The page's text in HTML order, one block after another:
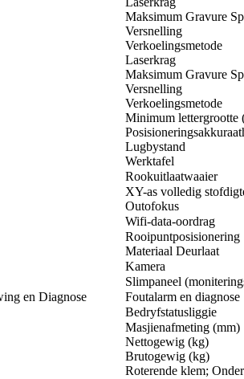
Maksimum Gravure
Versnelling
Verkoelingsmetode
Laserkrag
Maksimum Gravure
Versnelling
Verkoelingsmetode
Minimum lettergrootte
Lugbystand
Werktafel
Rookuitlaatwaaier
XY-as volledig
Outofokus
Wifi-data-oordrag
Rooipuntposisionering
Materiaal Deurlaat
Kamera
en Diagnose
Slimpaneel
Foutalarm en diagnose
Bedryfstatusliggie
Masjienafmeting (mm)
Nettogewig (kg)
Brutogewig (kg)
Roterende klem;